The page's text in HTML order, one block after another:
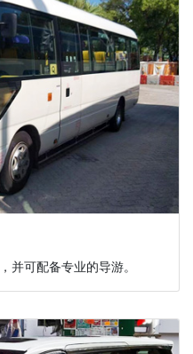
并可配备专业的导游。